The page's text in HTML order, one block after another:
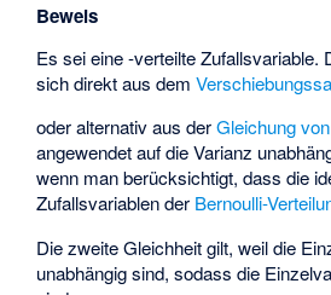
Beweis
Es seieine-verteilte Zufallsvariable.
sich direkt aus dem
oder alternativ aus derGleichung
angewendet auf die Varianz
wenn man berücksichtigt, dass die
Zufallsvariablender Bernoulli-
Die zweite Gleichheit gilt, weil die
unabhängig sind, sodass die